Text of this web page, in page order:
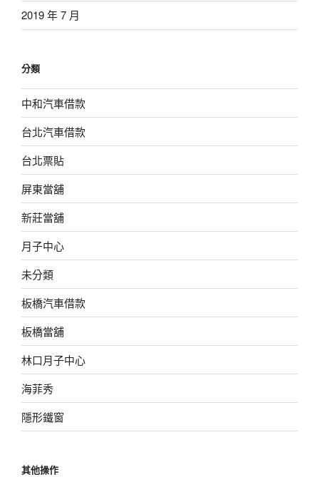
2019 年 7 月
分類
中和汽車借款
台北汽車借款
台北票貼
屏東當舖
新莊當舖
月子中心
未分類
板橋汽車借款
板橋當舖
林口月子中心
海菲秀
隱形鐵窗
其他操作